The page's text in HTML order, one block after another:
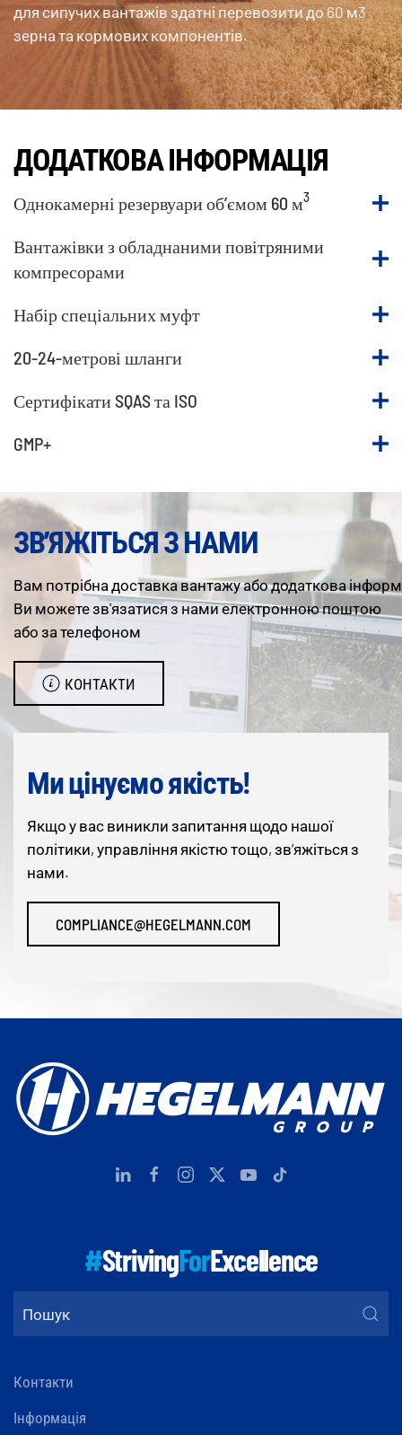
для сипучих вантажів здатні перевозити до 60 м3
зерна та кормових компонентів.
ДОДАТКОВА ІНФОРМАЦІЯ
Однокамерні резервуари об’ємом 60 м3
Вантажівки з обладнаними повітряними
компресорами
Набір спеціальних муфт
20-24-метрові шланги
Сертифікати SQAS та ISO
GMP+
ЗВ’ЯЖІТЬСЯ З НАМИ
Вам потрібна доставкавантажуабододаткова
Ви можете зв'язатися з нами електронною поштою
або за телефоном
КОНТАКТИ
Ми цінуємо якість!
Якщо у вас виникли запитання щодо нашої
політики, управління якістю тощо, зв’яжіться з
нами.
COMPLIANCE@HEGELMANN.COM
#StrivingForExcellence
Контакти
Інформація